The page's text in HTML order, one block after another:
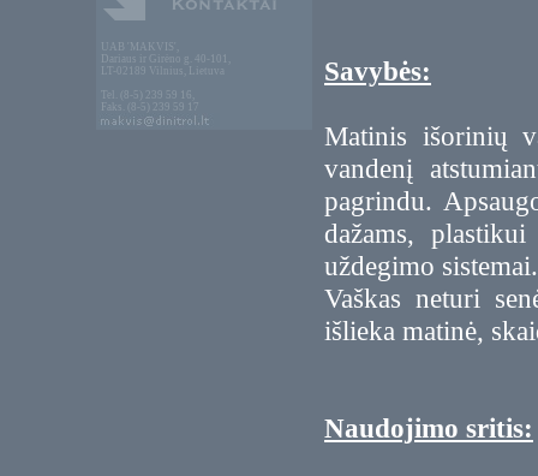
UAB 'MAKVIS',
Dariaus ir Girėno g. 40-101,
LT-02189 Vilnius, Lietuva
Tel. (8-5) 239 59 16,
Faks. (8-5) 239 59 17
Savybės:
Matinis išorinių
vandenį
pagrindu.
dažams,
uždegimo sistemai.
Vaškas neturi
išlieka matinė,
Naudojimo sritis: